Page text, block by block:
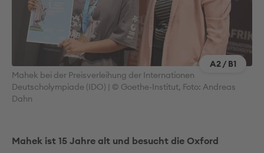
A2 / B1
Mahek bei der Preisverleihung der Internationen
Deutscholympiade (IDO) | © Goethe-Institut, Foto: Andreas
Dahn
Mahek ist 15 Jahre alt und besucht die Oxford